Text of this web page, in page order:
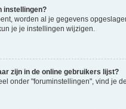
instellingen?
worden al je gegevens
je je instellingen wijzigen.
zijn in de online gebruikers lijst?
onder "foruminstellingen", vind je